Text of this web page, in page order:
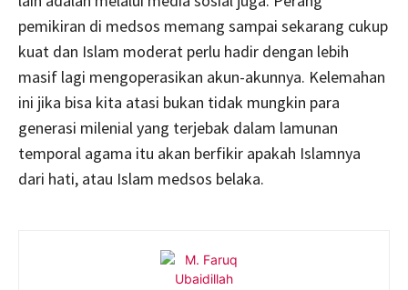
pemikiran di medsos memang sampai sekarang cukup
kuat dan Islam moderat perlu hadir dengan lebih
masif lagi mengoperasikan akun-akunnya. Kelemahan
ini jika bisa kita atasi bukan tidak mungkin para
generasi milenial yang terjebak dalam lamunan
temporal agama itu akan berfikir apakah Islamnya
dari hati, atau Islam medsos belaka.